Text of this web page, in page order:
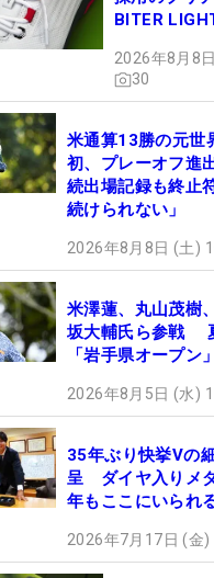
BITER
ュー
2026年8月8
30
米通算13勝の元世
初、プレーオフ
続出場記録も終止
続けられない」
2026年8月8日 (土)
米澤蓮、丸山茂樹
坂大輔氏ら参戦
「岩手県オープン
2026年8月5日 (水)
35年ぶり快挙Vの
呈 ダイヤ入りメ
年もここにいられ
2026年7月17日 (金)